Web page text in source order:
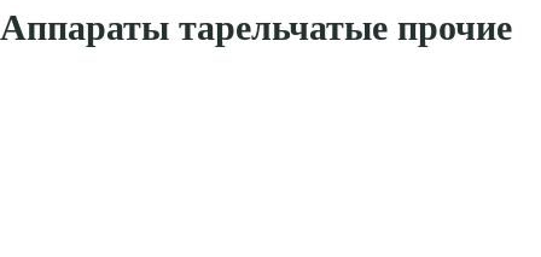
Аппараты тарельчатые прочие